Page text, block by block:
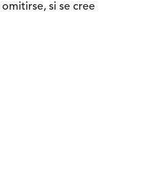
si se cree